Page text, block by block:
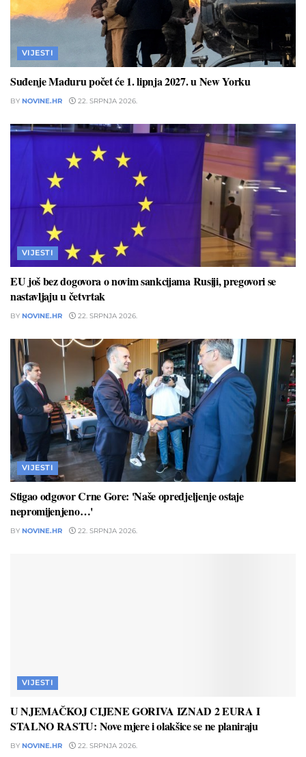
VIJESTI
Suđenje Maduru počet će 1. lipnja 2027. u New Yorku
BY NOVINE.HR 22. SRPNJA 2026.
VIJESTI
EU još bez dogovora o novim sankcijama Rusiji, pregovori se
nastavljaju u četvrtak
BY NOVINE.HR 22. SRPNJA 2026.
VIJESTI
Stigao odgovor Crne Gore: 'Naše opredjeljenje ostaje
nepromijenjeno…'
BY NOVINE.HR 22. SRPNJA 2026.
VIJESTI
U NJEMAČKOJ CIJENE GORIVA IZNAD 2 EURA I
STALNO RASTU: Nove mjere i olakšice se ne planiraju
BY NOVINE.HR 22. SRPNJA 2026.